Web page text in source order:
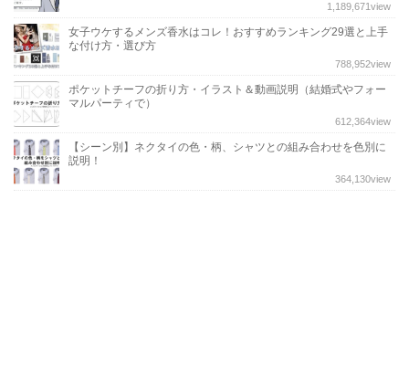
1,189,671view
女子ウケするメンズ香水はコレ！おすすめランキング29選と上手
な付け方・選び方
788,952view
ポケットチーフの折り方・イラスト＆動画説明（結婚式やフォー
マルパーティで）
612,364view
【シーン別】ネクタイの色・柄、シャツとの組み合わせを色別に
説明！
364,130view